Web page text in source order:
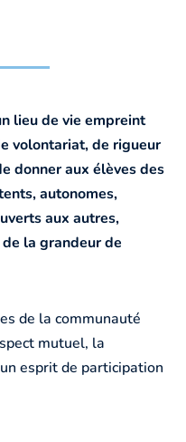
lieu de vie empreint
volontariat, de rigueur
donner aux élèves des
autonomes,
aux autres,
la grandeur de
de la communauté
mutuel, la
esprit de participation